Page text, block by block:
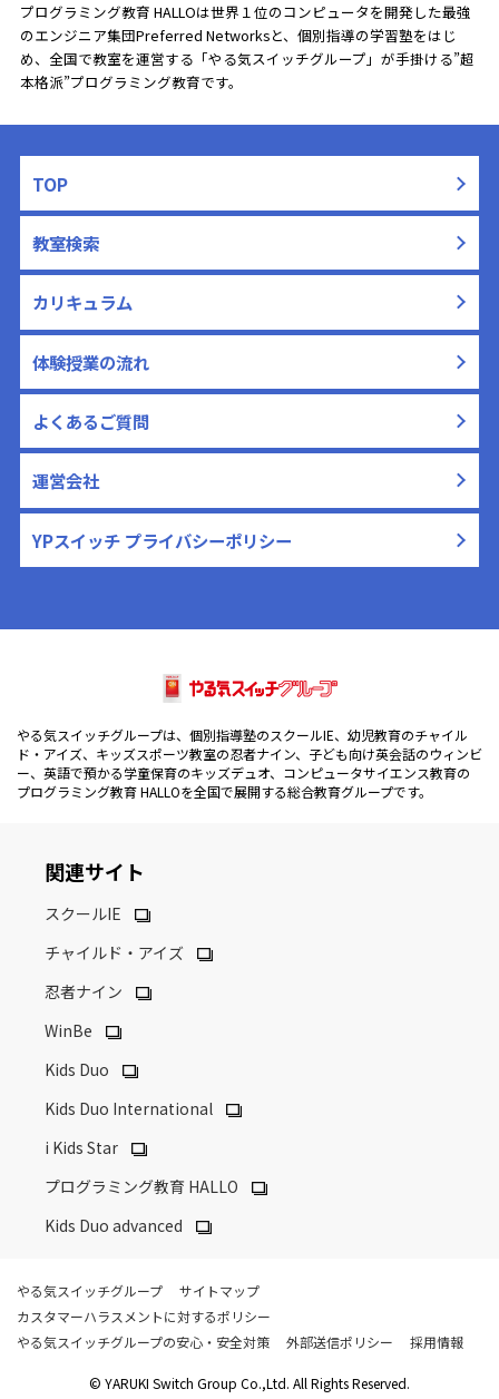
プログラミング教育 HALLOは世界１位のコンピュータを開発した最強
のエンジニア集団Preferred Networksと、 個別指導の学習塾をはじ
め、全国で教室を運営する「やる気スイッチグループ」が手掛ける”超
本格派”プログラミング教育です。
TOP
教室検索
カリキュラム
体験授業の流れ
よくあるご質問
運営会社
YPスイッチ プライバシーポリシー
やる気スイッチグループは、個別指導塾のスクールIE、幼児教育のチャイル
ド・アイズ、キッズスポーツ教室の忍者ナイン、子ども向け英会話のウィンビ
ー、英語で預かる学童保育のキッズデュオ、コンピュータサイエンス教育の
プログラミング教育 HALLOを全国で展開する総合教育グループです。
関連サイト
スクールIE
チャイルド・アイズ
忍者ナイン
WinBe
Kids Duo
Kids Duo International
i Kids Star
プログラミング教育 HALLO
Kids Duo advanced
やる気スイッチグループ
サイトマップ
カスタマーハラスメントに対するポリシー
やる気スイッチグループの安心・安全対策
外部送信ポリシー 採用情報
© YARUKI Switch Group Co.,Ltd. All Rights Reserved.